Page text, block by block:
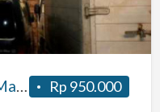
Rp 950.000
Kost Jakarta Selatan Di Mampang Prapatan Pria/wanita